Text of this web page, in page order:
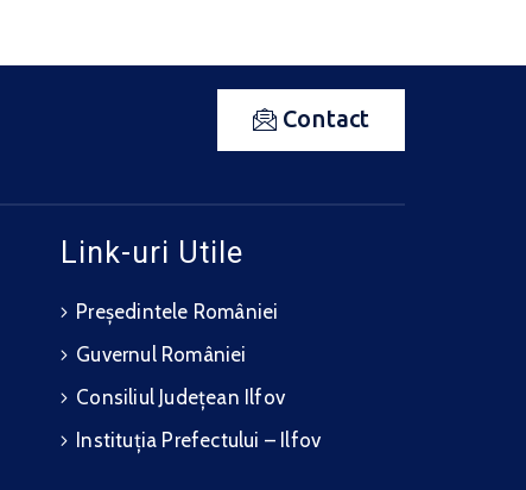
Contact
Link-uri Utile
Președintele României
Guvernul României
Consiliul Județean Ilfov
Instituția Prefectului – Ilfov